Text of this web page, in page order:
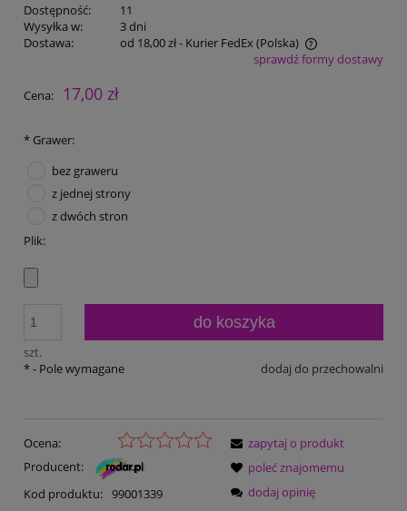
Dostępność:
11
Wysyłka w:
3 dni
Dostawa:
od 18,00 zł- Kurier FedEx(Polska)
Cena nie zawiera ewentualnych kosztów płatnościsprawdź formy dostawy
Cena: 17,00 zł
* Grawer:
bez graweru
z jednej strony
z dwóch stron
Plik:
szt.
do koszyka
dodaj do przechowalni
*- Pole wymagane
Ocena:
Producent:
Kod produktu: 99001339
zapytaj o produkt
poleć znajomemu
dodaj opinię